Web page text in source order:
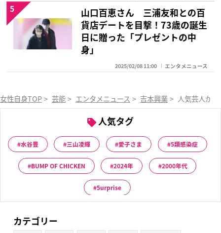
山口百恵さん 三浦友和との百
貨店デートを目撃！73歳の誕生
日に贈った「プレゼントの中
身」
2025/02/08 11:00 エンタメニュース
5
女性自身TOP > 芸能 > エンタメニュース > 吉本興業 > 人気芸人が
人気タグ
水谷豊 三山凌輝 愛子さま 5類感染症
BUMP OF CHICKEN 2024年 2000年代
5urprise
カテゴリー